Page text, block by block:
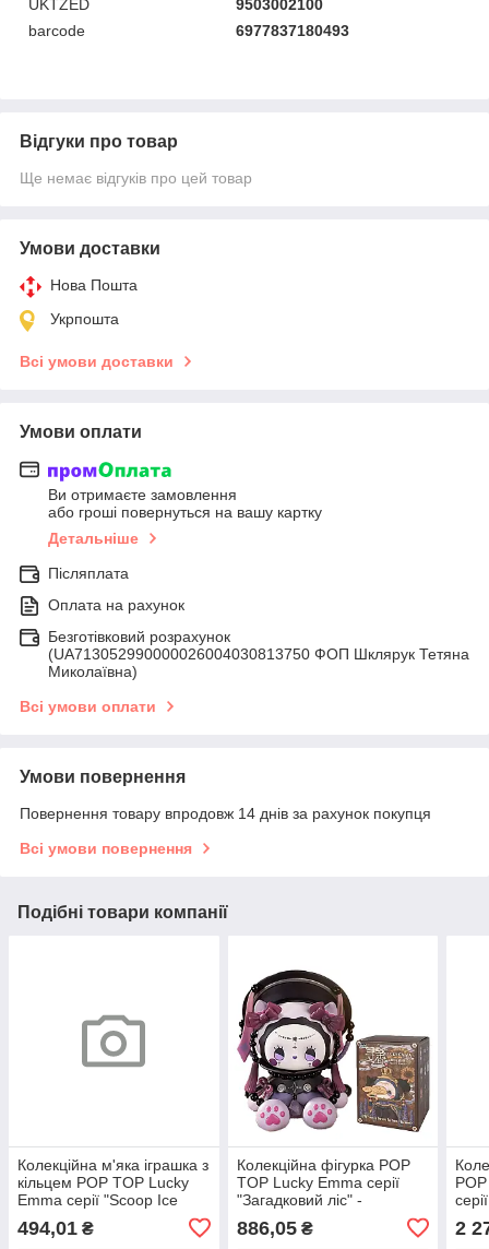
UKTZED
9503002100
barcode
6977837180493
Відгуки про товар
Ще немає відгуків про цей товар
Умови доставки
Нова Пошта
Укрпошта
Всі умови доставки
Умови оплати
Ви отримаєте замовлення
або гроші повернуться на вашу картку
Детальніше
Післяплата
Оплата на рахунок
Безготівковий розрахунок
(UA713052990000026004030813750 ФОП Шклярук Тетяна
Миколаївна)
Всі умови оплати
Умови повернення
Повернення товару впродовж 14 днів за рахунок покупця
Всі умови повернення
Подібні товари компанії
Колекційна м'яка іграшка з
кільцем POP TOP Lucky
Emma серії "Scoop Ice
Cream" - МОРОЗИВКО (у
дисп.,
494,01 ₴
Колекційна фігурка POP
TOP Lucky Emma серії
"Загадковий ліс" -
СИМФОНІЯ (у дисп., в ас.)
886,05₴ 2